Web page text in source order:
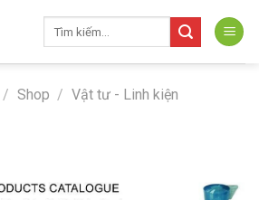
/ Shop / Vật tư - Linh kiện